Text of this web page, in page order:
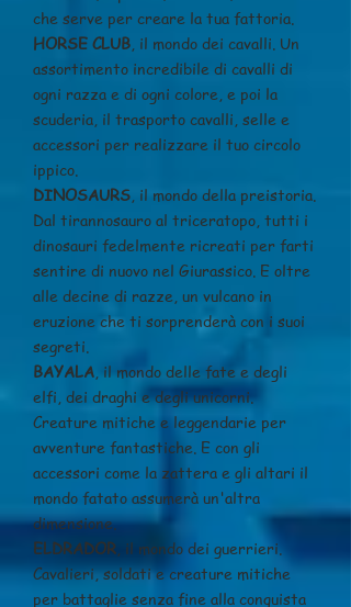
che serve per creare la tua fattoria.
HORSE CLUB, il mondo dei cavalli. Un
assortimento incredibile di cavalli di
ogni razza e di ogni colore, e poi la
scuderia, il trasporto cavalli, selle e
accessori per realizzare il tuo circolo
ippico.
DINOSAURS, il mondo della preistoria.
Dal tirannosauro al triceratopo, tutti i
dinosauri fedelmente ricreati per farti
sentire di nuovo nel Giurassico. E oltre
alle decine di razze, un vulcano in
eruzione che ti sorprenderà con i suoi
segreti.
BAYALA, il mondo delle fate e degli
elfi, dei draghi e degli unicorni.
Creature mitiche e leggendarie per
avventure fantastiche. E con gli
accessori come la zattera e gli altari il
mondo fatato assumerà un'altra
dimensione.
ELDRADOR, il mondo dei guerrieri.
Cavalieri, soldati e creature mitiche
per battaglie senza fine alla conquista